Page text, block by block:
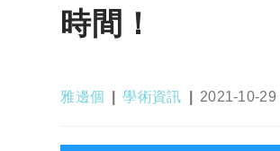
時間！
Post
雅邊個
Post
學術資訊
Post
2021-10-29